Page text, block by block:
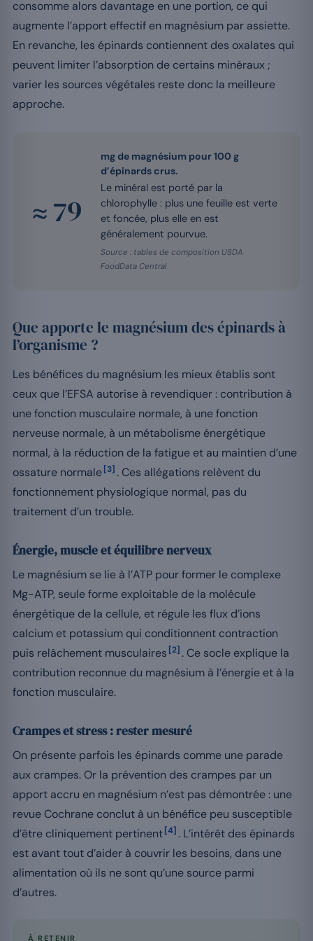
consomme alors davantage en une portion, ce qui
augmente l’apport effectif en magnésium par assiette.
En revanche, les épinards contiennent des oxalates qui
peuvent limiter l’absorption de certains minéraux ;
varier les sources végétales reste donc la meilleure
approche.
≈ 79
mg de magnésium pour 100 g
d’épinards crus.
Le minéral est porté par la
chlorophylle : plus une feuille est verte
et foncée, plus elle en est
généralement pourvue.
Source : tables de composition USDA
FoodData Central
Que apporte le magnésium des épinards à
l’organisme ?
Les bénéfices du magnésium les mieux établis sont
ceux que l’EFSA autorise à revendiquer : contribution à
une fonction musculaire normale, à une fonction
nerveuse normale, à un métabolisme énergétique
normal, à la réduction de la fatigue et au maintien d’une
ossature normale[3] . Ces allégations relèvent du
fonctionnement physiologique normal, pas du
traitement d’un trouble.
Énergie, muscle et équilibre nerveux
Le magnésium se lie à l’ATP pour former le complexe
Mg-ATP, seule forme exploitable de la molécule
énergétique de la cellule, et régule les flux d’ions
calcium et potassium qui conditionnent contraction
puis relâchement musculaires [2] . Ce socle explique la
contribution reconnue du magnésium à l’énergie et à la
fonction musculaire.
Crampes et stress : rester mesuré
On présente parfois les épinards comme une parade
aux crampes. Or la prévention des crampes par un
apport accru en magnésium n’est pas démontrée : une
revue Cochrane conclut à un bénéfice peu susceptible
d’être cliniquement pertinent[4] . L’intérêt des épinards
est avant tout d’aider à couvrir les besoins, dans une
alimentation où ils ne sont qu’une source parmi
d’autres.
À RETENIR